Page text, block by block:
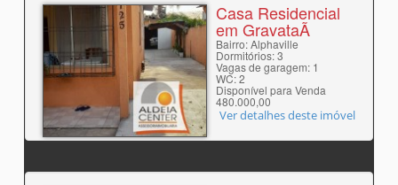
Casa Residencial
em GravataÃ­
Bairro: Alphaville
Dormitórios: 3
Vagas de garagem: 1
WC: 2
Disponível para Venda
480.000,00
Ver detalhes deste imóvel